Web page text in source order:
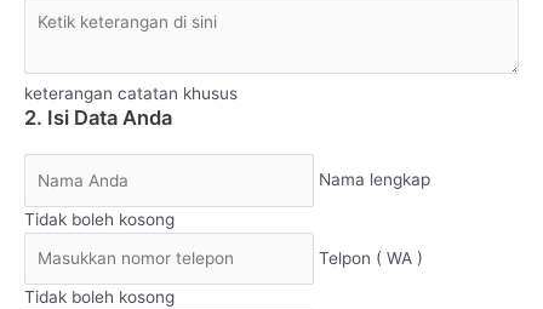
keterangan catatan khusus
2. Isi Data Anda
Nama lengkap
Tidak boleh kosong
Telpon ( WA )
Tidak boleh kosong